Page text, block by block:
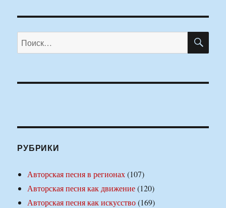
Искать:
РУБРИКИ
Авторская песня в регионах(107)
Авторская песня как движение(120)
Авторская песня как искусство(169)